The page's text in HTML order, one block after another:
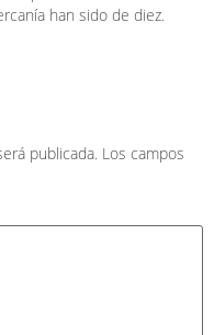
han sido de diez.
publicada. Los campos